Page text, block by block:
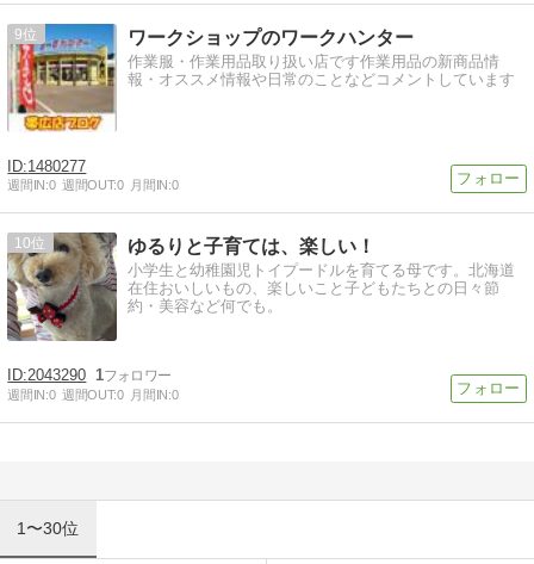
9 ワークショップのワークハンター
作業服・作業用品取り扱い店です作業用品の新商品情
報・オススメ情報や日常のことなどコメントしています
1480277
週間IN:0 週間OUT:0 月間IN:0
10 ゆるりと子育ては、楽しい！
小学生と幼稚園児トイプードルを育てる母です。北海道
在住おいしいもの、楽しいこと子どもたちとの日々節
約・美容など何でも。
2043290 1
週間IN:0 週間OUT:0 月間IN:0
1〜30位